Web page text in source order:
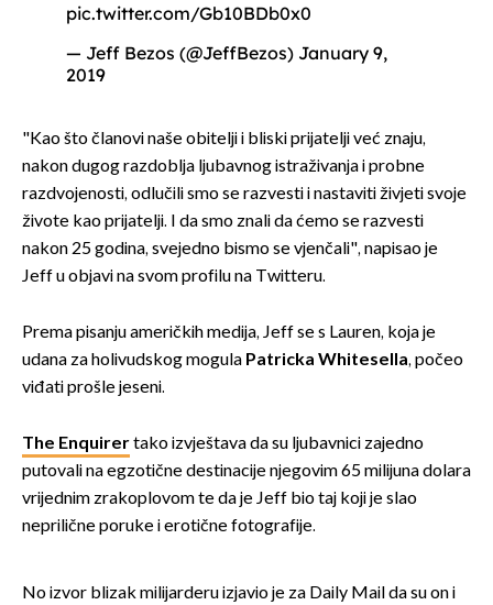
pic.twitter.com/Gb10BDb0x0
— Jeff Bezos (@JeffBezos) January 9,
2019
"Kao što članovi naše obitelji i bliski prijatelji već znaju,
nakon dugog razdoblja ljubavnog istraživanja i probne
razdvojenosti, odlučili smo se razvesti i nastaviti živjeti svoje
živote kao prijatelji. I da smo znali da ćemo se razvesti
nakon 25 godina, svejedno bismo se vjenčali", napisao je
Jeff u objavi na svom profilu na Twitteru.
Prema pisanju američkih medija, Jeff se s Lauren, koja je
udana za holivudskog mogula Patricka Whitesella, počeo
viđati prošle jeseni.
The Enquirertako izvještava da su ljubavnici zajedno
putovali na egzotične destinacije njegovim 65 milijuna dolara
vrijednim zrakoplovom te da je Jeff bio taj koji je slao
neprilične poruke i erotične fotografije.
No izvor blizak milijarderu izjavio je za Daily Mail da su on i